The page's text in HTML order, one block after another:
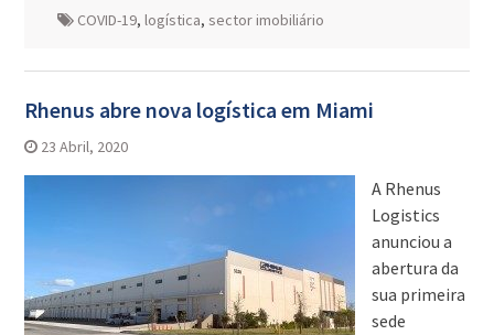
COVID-19, logística, sector imobiliário
Rhenus abre nova logística em Miami
23 Abril, 2020
A Rhenus
Logistics
anunciou a
abertura da
sua primeira
sede